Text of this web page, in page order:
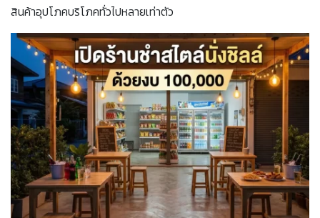
สินค้าอุปโภคบริโภคทั่วไปหลายเท่าตัว